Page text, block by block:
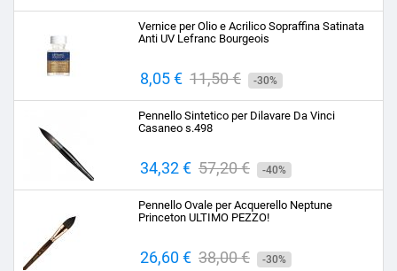
base
Vernice per Olio e Acrilico Sopraffina Satinata
Anti UV Lefranc Bourgeois
Prezzo
8,05 € Prezzo
base
11,50 € -30%
Pennello Sintetico per Dilavare Da Vinci
Casaneo s.498
Prezzo
34,32 € Prezzo
base
57,20 € -40%
Pennello Ovale per Acquerello Neptune
Princeton ULTIMO PEZZO!
Prezzo
26,60 € Prezzo
38,00 € -30%